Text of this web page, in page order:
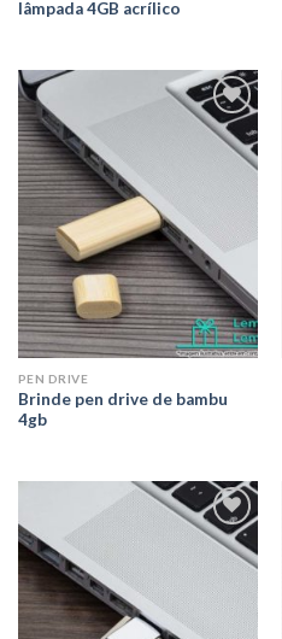
lâmpada 4GB acrílico
Adicionar
aos meus
PEN DRIVE
Brinde pen drive de bambu
4gb
Adicionar
aos meus
desejos